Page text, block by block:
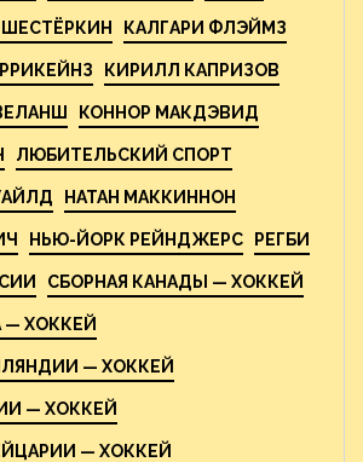
ШЕСТЁРКИН КАЛГАРИ ФЛЭЙМЗ
КИРИЛЛ КАПРИЗОВ
КОННОР МАКДЭВИД
ЛЮБИТЕЛЬСКИЙ СПОРТ
НАТАН МАККИННОН
НЬЮ-ЙОРК РЕЙНДЖЕРС РЕГБИ
СБОРНАЯ КАНАДЫ — ХОККЕЙ
— ХОККЕЙ
— ХОККЕЙ
— ХОККЕЙ
— ХОККЕЙ